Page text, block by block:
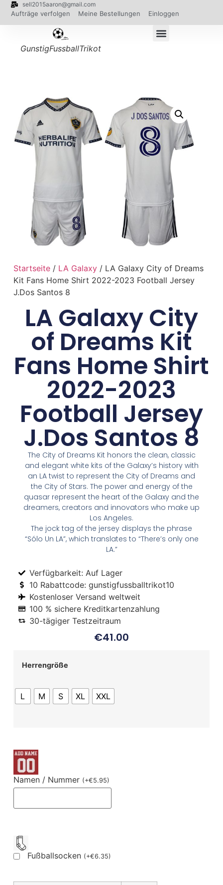
sell2015aaron@gmail.com
Aufträge verfolgen Meine Bestellungen Einloggen
GunstigFussballTrikot
Startseite/ LA Galaxy/ LA Galaxy City of Dreams
Kit Fans Home Shirt 2022-2023 Football Jersey
J.Dos Santos 8
LA Galaxy City
of Dreams Kit
Fans Home Shirt
2022-2023
Football Jersey
J.Dos Santos 8
The City of Dreams Kit honors the clean, classic
and elegant white kits of the Galaxy’s history with
an LA twist to represent the City of Dreams and
the City of Stars. The power and energy of the
quasar represent the heart of the Galaxy and the
dreamers, creators and innovators who make up
Los Angeles.
The jock tag of the jersey displays the phrase
“Sólo Un LA”, which translates to “There’s only one
LA.”
Verfügbarkeit: Auf Lager
10 Rabattcode: gunstigfussballtrikot10
Kostenloser Versand weltweit
100 % sichere Kreditkartenzahlung
30-tägiger Testzeitraum
€41.00
Herrengröße
L M S XL XXL
Namen / Nummer (+€5.95)
Fußballsocken (+€6.35)